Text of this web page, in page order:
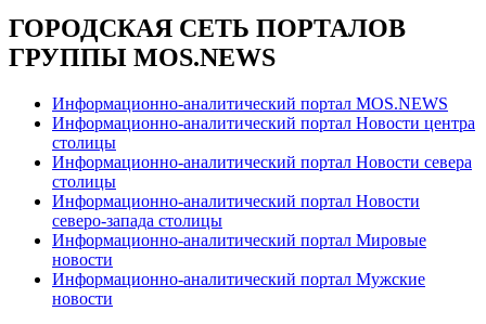
ГОРОДСКАЯ СЕТЬ ПОРТАЛОВ
ГРУППЫ MOS.NEWS
Информационно-аналитический портал MOS.NEWS
Информационно-аналитический портал Новости центра
столицы
Информационно-аналитический портал Новости севера
столицы
Информационно-аналитический портал Новости
северо-запада столицы
Информационно-аналитический портал Мировые
новости
Информационно-аналитический портал Мужские
новости